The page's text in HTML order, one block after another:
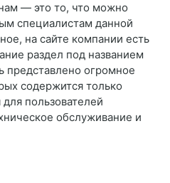
— это то, что можно
специалистам данной
на сайте компании есть
раздел под названием
представлено огромное
содержится только
пользователей
обслуживание и